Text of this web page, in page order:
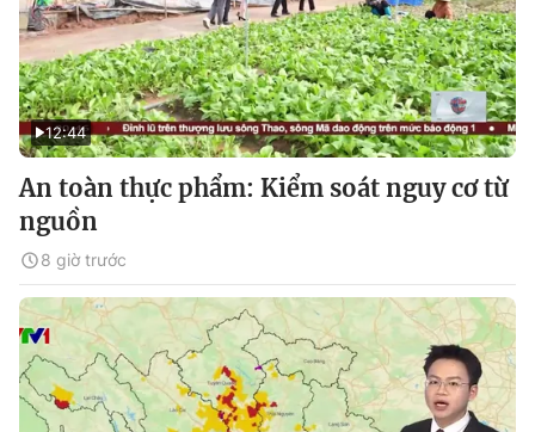
12:44
An toàn thực phẩm: Kiểm soát nguy cơ từ
nguồn
8 giờ trước